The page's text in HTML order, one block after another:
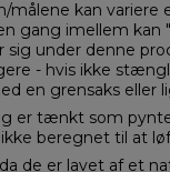
målene kan
gang imellem kan
under denne
- hvis ikke
en grensaks eller
er tænkt som
beregnet til at
de er lavet af et